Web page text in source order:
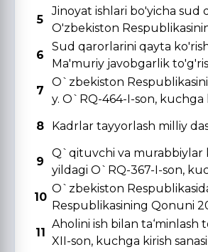
5
Jinoyat ishlari bo'yicha
O'zbekiston
6
Sud qarorlarini qayta
Ma'muriy javobgarlik
7
O`zbekiston
y. O`RQ-464-I-son, kuchga
8
Kadrlar tayyorlash milliy
9
Q`qituvchi va murabbiylar
yildagi O`RQ-367-I-son,
10
O`zbekiston
Respublikasining Qonuni
11
Aholini ish bilan
XII-son, kuchga kirish